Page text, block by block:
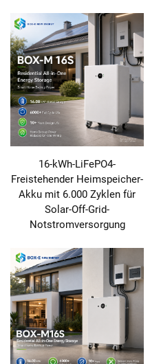
16-kWh-LiFePO4-
Freistehender Heimspeicher-
Akku mit 6.000 Zyklen für
Solar-Off-Grid-
Notstromversorgung